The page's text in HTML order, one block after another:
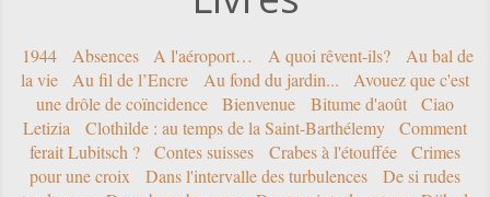
1944 Absences A l'aéroport… A quoi rêvent-ils?
Au bal de
la vie
Au fil de l’Encre Au fond du jardin...
Avouez que c'est
une drôle de coïncidence
Bienvenue Bitume d'août
Ciao
Letizia
Clothilde : au temps de la Saint-Barthélemy
Comment
ferait Lubitsch ?
Contes suisses Crabes à l'étouffée
Crimes
pour une croix
Dans l'intervalle des turbulences
De si rudes